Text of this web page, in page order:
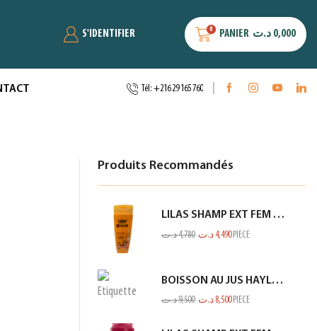
S'IDENTIFIER 0 PANIER 0,000 د.ت
Tél: +216 29 165 760
Produits Recommandés
LILAS SHAMP EXT FEM END ET CASS ORANGE 350ML
4,780د.ت 4,490 د.ت PIECE
BOISSON AU JUS HAYLA KIWI BANANE 1L
9,500د.ت 8,500 د.ت PIECE